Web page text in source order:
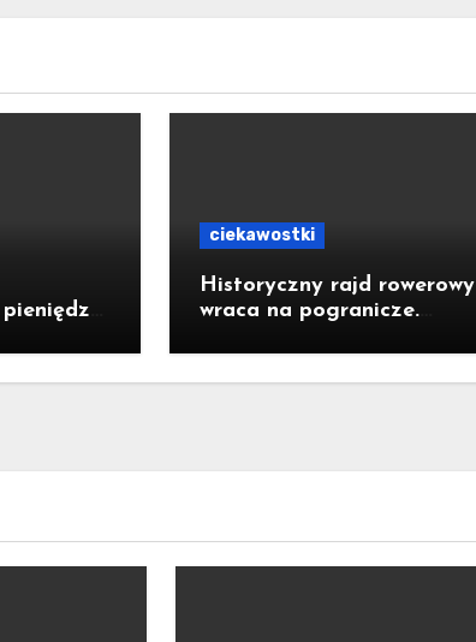
ciekawostki
Historyczny rajd rowerowy
wraca na pogranicze.
dołączyć